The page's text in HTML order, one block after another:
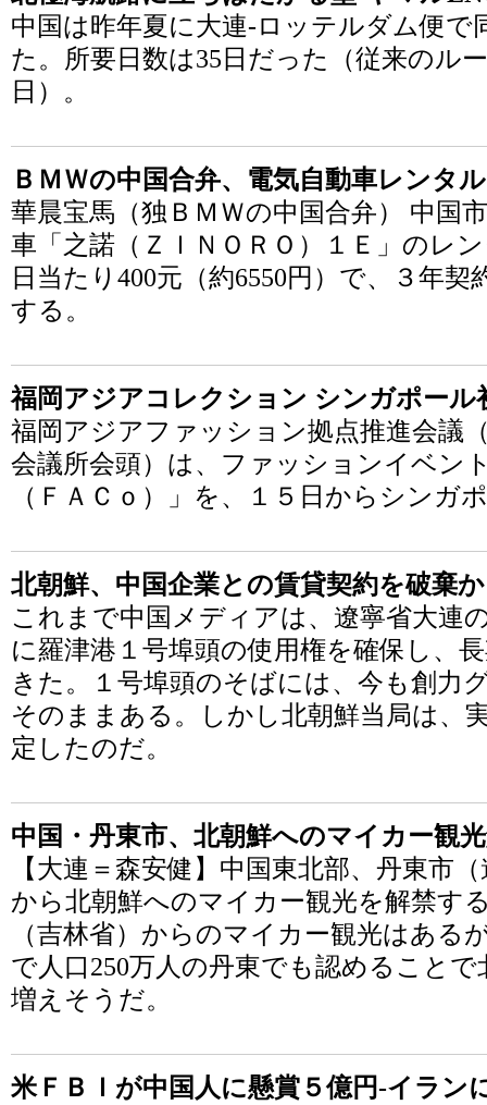
中国は昨年夏に大連-ロッテルダム便で
た。所要日数は35日だった（従来のル
日）。
ＢＭＷの中国合弁、電気自動車レンタル
華晨宝馬（独ＢＭＷの中国合弁） 中国
車「之諾（ＺＩＮＯＲＯ）１Ｅ」のレ
日当たり400元（約6550円）で、３年
する。
福岡アジアコレクション シンガポール
福岡アジアファッション拠点推進会議
会議所会頭）は、ファッションイベン
（ＦＡＣｏ）」を、１５日からシンガ
北朝鮮、中国企業との賃貸契約を破棄か
これまで中国メディアは、遼寧省大連
に羅津港１号埠頭の使用権を確保し、
きた。１号埠頭のそばには、今も創力
そのままある。しかし北朝鮮当局は、
定したのだ。
中国・丹東市、北朝鮮へのマイカー観
【大連＝森安健】中国東北部、丹東市
から北朝鮮へのマイカー観光を解禁す
（吉林省）からのマイカー観光はある
で人口250万人の丹東でも認めること
増えそうだ。
米ＦＢＩが中国人に懸賞５億円-イラン